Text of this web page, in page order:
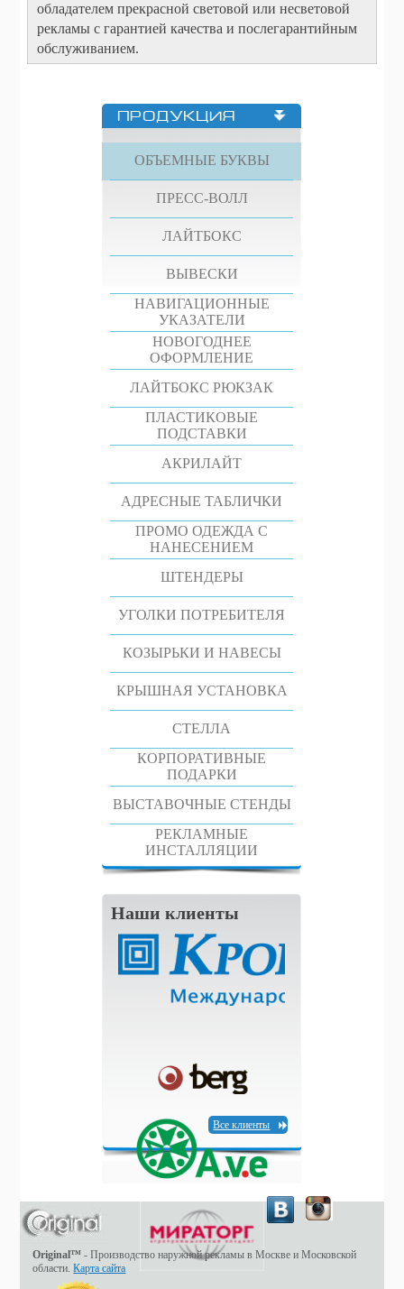
обладателем прекрасной световой или несветовой
рекламы с гарантией качества и послегарантийным
обслуживанием.
ПРОДУКЦИЯ
ОБЪЕМНЫЕ БУКВЫ
ПРЕСС-ВОЛЛ
ЛАЙТБОКС
ВЫВЕСКИ
НАВИГАЦИОННЫЕ
УКАЗАТЕЛИ
НОВОГОДНЕЕ
ОФОРМЛЕНИЕ
ЛАЙТБОКС РЮКЗАК
ПЛАСТИКОВЫЕ
ПОДСТАВКИ
АКРИЛАЙТ
АДРЕСНЫЕ ТАБЛИЧКИ
ПРОМО ОДЕЖДА С
НАНЕСЕНИЕМ
ШТЕНДЕРЫ
УГОЛКИ ПОТРЕБИТЕЛЯ
КОЗЫРЬКИ И НАВЕСЫ
КРЫШНАЯ УСТАНОВКА
СТЕЛЛА
КОРПОРАТИВНЫЕ
ПОДАРКИ
ВЫСТАВОЧНЫЕ СТЕНДЫ
РЕКЛАМНЫЕ
ИНСТАЛЛЯЦИИ
Наши клиенты
Все клиенты
Original™ - Производство наружной рекламы в Москве и Московской
области.Карта сайта